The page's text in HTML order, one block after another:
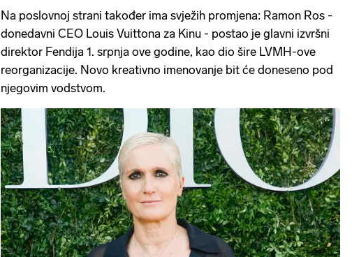
Na poslovnoj strani također ima svježih promjena: Ramon Ros -
donedavni CEO Louis Vuittona za Kinu - postao je glavni izvršni
direktor Fendija 1. srpnja ove godine, kao dio šire LVMH-ove
reorganizacije. Novo kreativno imenovanje bit će doneseno pod
njegovim vodstvom.